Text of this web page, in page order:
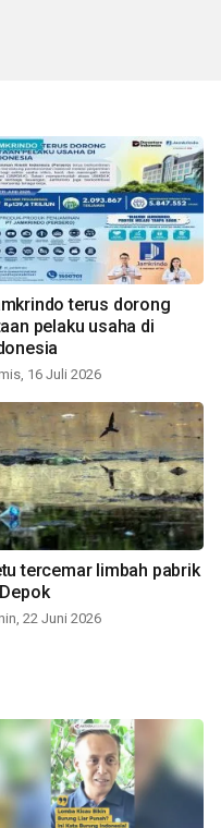
terus dorong
pelaku usaha di
16 Juli 2026
tercemar limbah pabrik
22 Juni 2026